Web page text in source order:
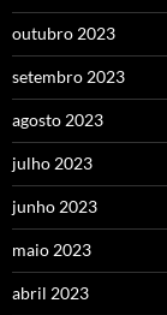
outubro 2023
setembro 2023
agosto 2023
julho 2023
junho 2023
maio 2023
abril 2023